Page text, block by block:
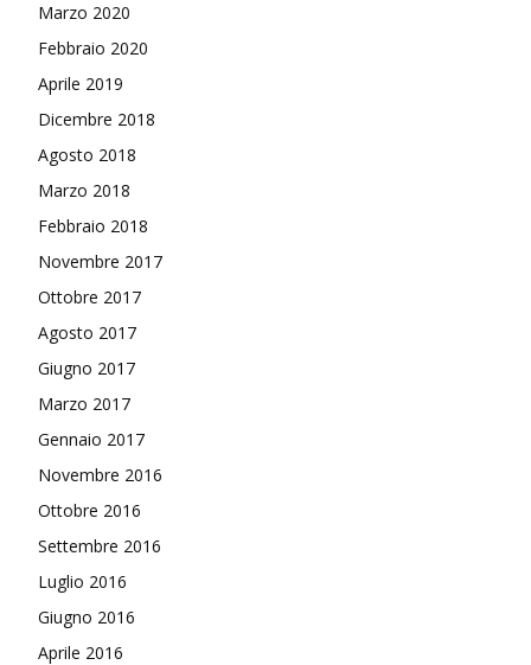
Marzo 2020
Febbraio 2020
Aprile 2019
Dicembre 2018
Agosto 2018
Marzo 2018
Febbraio 2018
Novembre 2017
Ottobre 2017
Agosto 2017
Giugno 2017
Marzo 2017
Gennaio 2017
Novembre 2016
Ottobre 2016
Settembre 2016
Luglio 2016
Giugno 2016
Aprile 2016